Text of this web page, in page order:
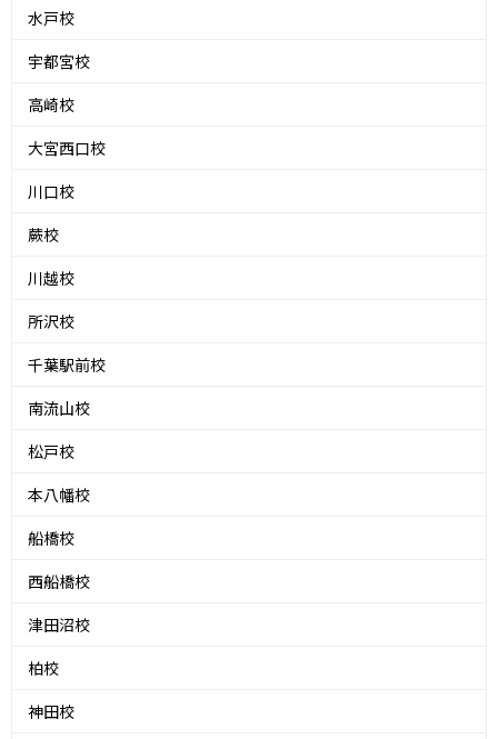
水戸校
宇都宮校
高崎校
大宮西口校
川口校
蕨校
川越校
所沢校
千葉駅前校
南流山校
松戸校
本八幡校
船橋校
西船橋校
津田沼校
柏校
神田校